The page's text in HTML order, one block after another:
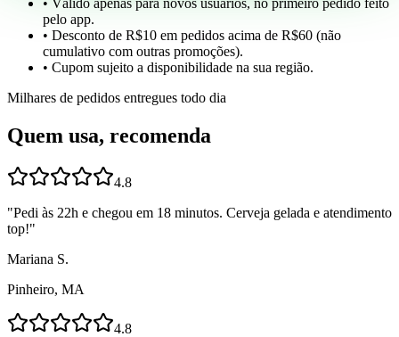
pelo app.
• Desconto de R$10 em pedidos acima de R$60 (não
cumulativo com outras promoções).
• Cupom sujeito a disponibilidade na sua região.
Milhares de pedidos entregues todo dia
Quem usa, recomenda
4.8
"Pedi às 22h e chegou em 18 minutos. Cerveja gelada e atendimento
top!"
Mariana S.
Pinheiro, MA
4.8